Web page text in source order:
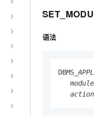
语法
DBMS
   action_